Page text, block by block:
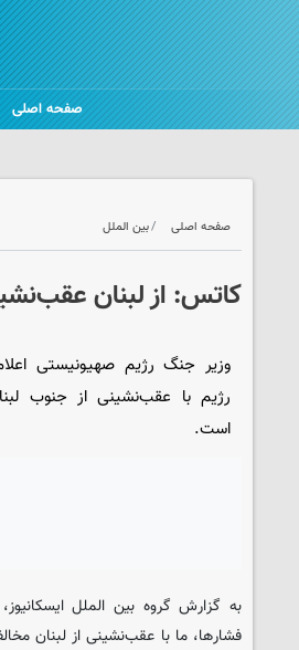
صفحه اصلی
صفحه اصلی بین الملل
کاتس: از لبنان
وزیر جنگ رژیم صهیونیستی
رژیم با عقب‌نشینی از جنوب
است.
به گزارش گروه بین الملل
فشارها، ما با عقب‌نشینی از لبنان